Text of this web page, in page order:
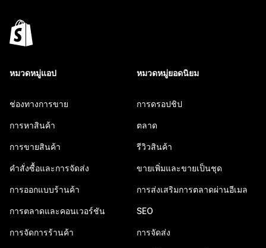
หมวดหมู่แอป
ช่องทางการขาย
การหาสินค้า
การขายสินค้า
คำสั่งซื้อและการจัดส่ง
การออกแบบร้านค้า
การตลาดและคอนเวอร์ชัน
การจัดการร้านค้า
หมวดหมู่ยอดนิยม
การดรอปชิป
ตลาด
รีวิวสินค้า
ขายเพิ่มและขายเป็นชุด
การส่งเสริมการตลาดผ่านอีเมล
SEO
การจัดส่ง